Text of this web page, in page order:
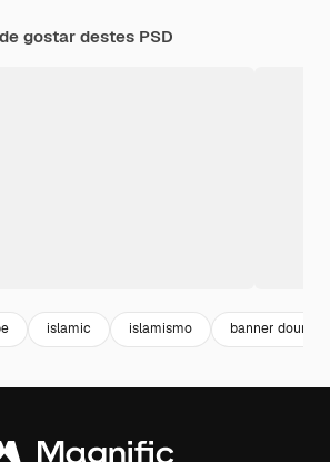
gostar destes PSD
islamic islamismo banner dourado